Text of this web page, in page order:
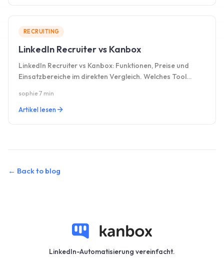
RECRUITING
LinkedIn Recruiter vs Kanbox
LinkedIn Recruiter vs Kanbox: Funktionen, Preise und
Einsatzbereiche im direkten Vergleich. Welches Tool
sophie·7 min
Artikel lesen
← Back to blog
LinkedIn-Automatisierung vereinfacht.